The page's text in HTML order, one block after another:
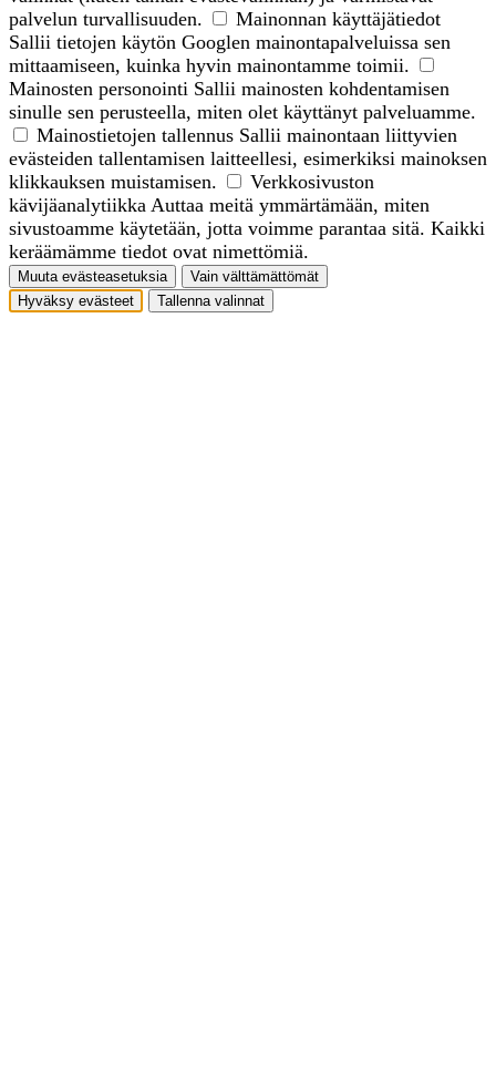
palvelun turvallisuuden.
Mainonnan käyttäjätiedot
Sallii tietojen käytön Googlen mainontapalveluissa sen
mittaamiseen, kuinka hyvin mainontamme toimii.
Mainosten personointi Sallii mainosten kohdentamisen
sinulle sen perusteella, miten olet käyttänyt palveluamme.
Mainostietojen tallennus Sallii mainontaan liittyvien
evästeiden tallentamisen laitteellesi, esimerkiksi mainoksen
klikkauksen muistamisen.
Verkkosivuston
kävijäanalytiikka Auttaa meitä ymmärtämään, miten
sivustoamme käytetään, jotta voimme parantaa sitä. Kaikki
keräämämme tiedot ovat nimettömiä.
Muuta evästeasetuksia
Vain välttämättömät
Hyväksy evästeet
Tallenna valinnat